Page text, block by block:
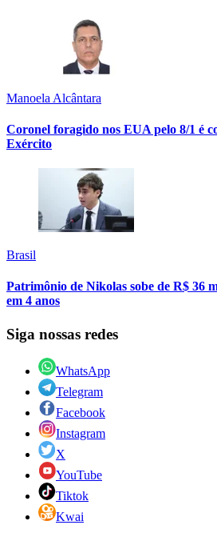
Manoela Alcântara
Coronel foragido nos EUA pelo 8/1 é
Exército
Brasil
Patrimônio de Nikolas sobe de R$ 36
em 4 anos
Siga nossas redes
WhatsApp
Telegram
Facebook
Instagram
X
YouTube
Tiktok
Kwai